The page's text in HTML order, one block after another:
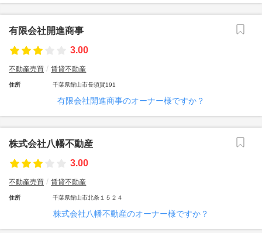
有限会社開進商事
3.00
不動産売買 賃貸不動産
住所 千葉県館山市長須賀191
有限会社開進商事のオーナー様ですか？
株式会社八幡不動産
3.00
不動産売買 賃貸不動産
住所 千葉県館山市北条１５２４
株式会社八幡不動産のオーナー様ですか？